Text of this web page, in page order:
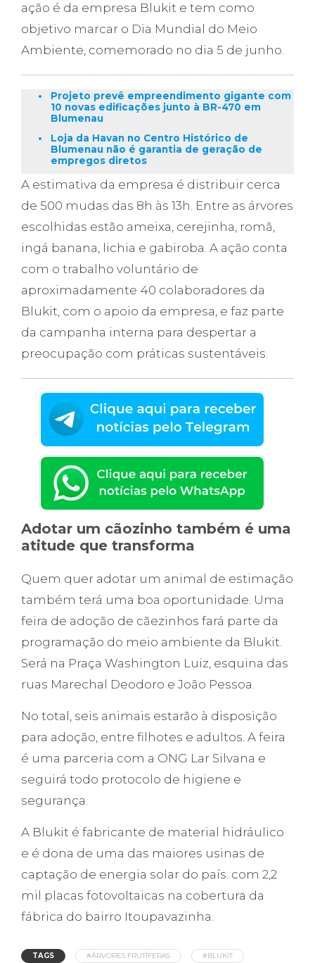
ação é da empresa Blukit e tem como
objetivo marcar o Dia Mundial do Meio
Ambiente, comemorado no dia 5 de junho.
Projeto prevê empreendimento gigante com
10 novas edificações junto à BR-470 em
Blumenau
Loja da Havan no Centro Histórico de
Blumenau não é garantia de geração de
empregos diretos
A estimativa da empresa é distribuir cerca
de 500 mudas das 8h às 13h. Entre as árvores
escolhidas estão ameixa, cerejinha, romã,
ingá banana, lichia e gabiroba. A ação conta
com o trabalho voluntário de
aproximadamente 40 colaboradores da
Blukit, com o apoio da empresa, e faz parte
da campanha interna para despertar a
preocupação com práticas sustentáveis.
Adotar um cãozinho também é uma
atitude que transforma
Quem quer adotar um animal de estimação
também terá uma boa oportunidade. Uma
feira de adoção de cãezinhos fará parte da
programação do meio ambiente da Blukit.
Será na Praça Washington Luiz, esquina das
ruas Marechal Deodoro e João Pessoa.
No total, seis animais estarão à disposição
para adoção, entre filhotes e adultos. A feira
é uma parceria com a ONG Lar Silvana e
seguirá todo protocolo de higiene e
segurança.
A Blukit é fabricante de material hidráulico
e é dona de uma das maiores usinas de
captação de energia solar do país. com 2,2
mil placas fotovoltaicas na cobertura da
fábrica do bairro Itoupavazinha.
TAGS #ÁRVORES FRUTÍFERAS #BLUKIT